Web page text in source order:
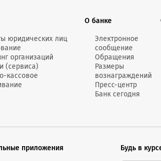
юридических лиц
организаций
(сервиса)
кассовое
О банке
Электронное
сообщение
Обращения
Размеры
вознаграждений
Пресс-центр
Банк сегодня
приложения Будь в